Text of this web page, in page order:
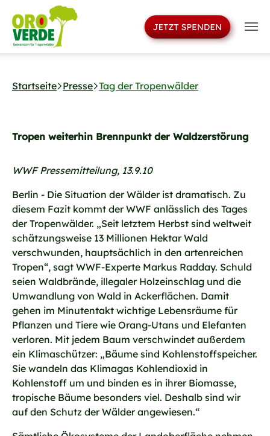
Startseite Presse Tag der Tropenwälder
Tropen weiterhin Brennpunkt der Waldzerstörung
WWF Pressemitteilung, 13.9.10
Berlin - Die Situation der Wälder ist dramatisch. Zu
diesem Fazit kommt der WWF anlässlich des Tages
der Tropenwälder. „Seit letztem Herbst sind weltweit
schätzungsweise 13 Millionen Hektar Wald
verschwunden, hauptsächlich in den artenreichen
Tropen“, sagt WWF-Experte Markus Radday. Schuld
seien Waldbrände, illegaler Holzeinschlag und die
Umwandlung von Wald in Ackerflächen. Damit
gehen im Minutentakt wichtige Lebensräume für
Pflanzen und Tiere wie Orang-Utans und Elefanten
verloren. Mit jedem Baum verschwindet außerdem
ein Klimaschützer: „Bäume sind Kohlenstoffspeicher.
Sie wandeln das Klimagas Kohlendioxid in
Kohlenstoff um und binden es in ihrer Biomasse,
tropische Bäume besonders viel. Deshalb sind wir
auf den Schutz der Wälder angewiesen.“